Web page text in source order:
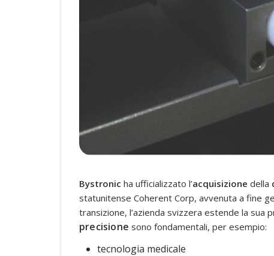
Bystronic ha ufficializzato l’acquisizione della
statunitense Coherent Corp, avvenuta a fine
transizione, l’azienda svizzera estende la sua
precisione sono fondamentali, per esempio:
tecnologia medicale